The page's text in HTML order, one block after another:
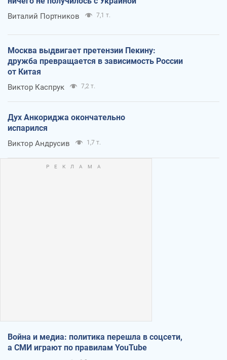
Виталий Портников 7,1 т.
Москва выдвигает претензии Пекину:
дружба превращается в зависимость России
от Китая
Виктор Каспрук 7,2 т.
Дух Анкориджа окончательно
испарился
Виктор Андрусив 1,7 т.
Война и медиа: политика перешла в соцсети,
а СМИ играют по правилам YouTube